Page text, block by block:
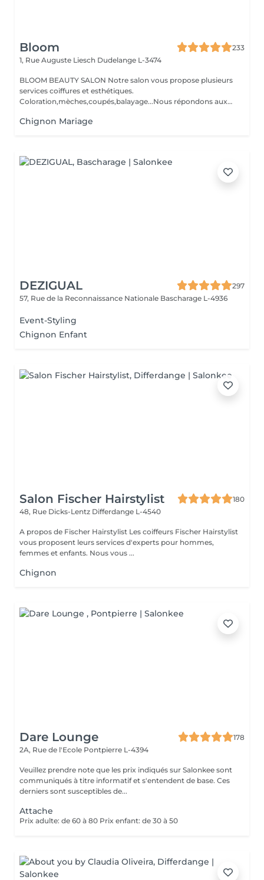
Bloom
233
1, Rue Auguste Liesch Dudelange L-3474
BLOOM BEAUTY SALON Notre salon vous propose plusieurs
services coiffures et esthétiques.
Coloration,mèches,coupés,balayage...Nous répondons aux
Chignon Mariage
DEZIGUAL
297
57, Rue de la Reconnaissance Nationale Bascharage L-4936
Event-Styling
Chignon Enfant
Salon Fischer Hairstylist
180
48, Rue Dicks-Lentz Differdange L-4540
A propos de Fischer Hairstylist Les coiffeurs Fischer Hairstylist
vous proposent leurs services d'experts pour hommes,
femmes et enfants. Nous vous ...
Chignon
Dare Lounge
178
2A, Rue de l'Ecole Pontpierre L-4394
Veuillez prendre note que les prix indiqués sur Salonkee sont
communiqués à titre informatif et s'entendent de base. Ces
derniers sont susceptibles de...
Attache
Prix adulte: de 60 à 80 Prix enfant: de 30 à 50